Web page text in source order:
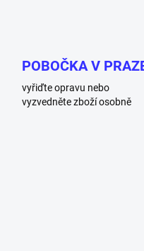
POBOČKA V
vyřiďte opravu nebo
vyzvedněte zboží osobně